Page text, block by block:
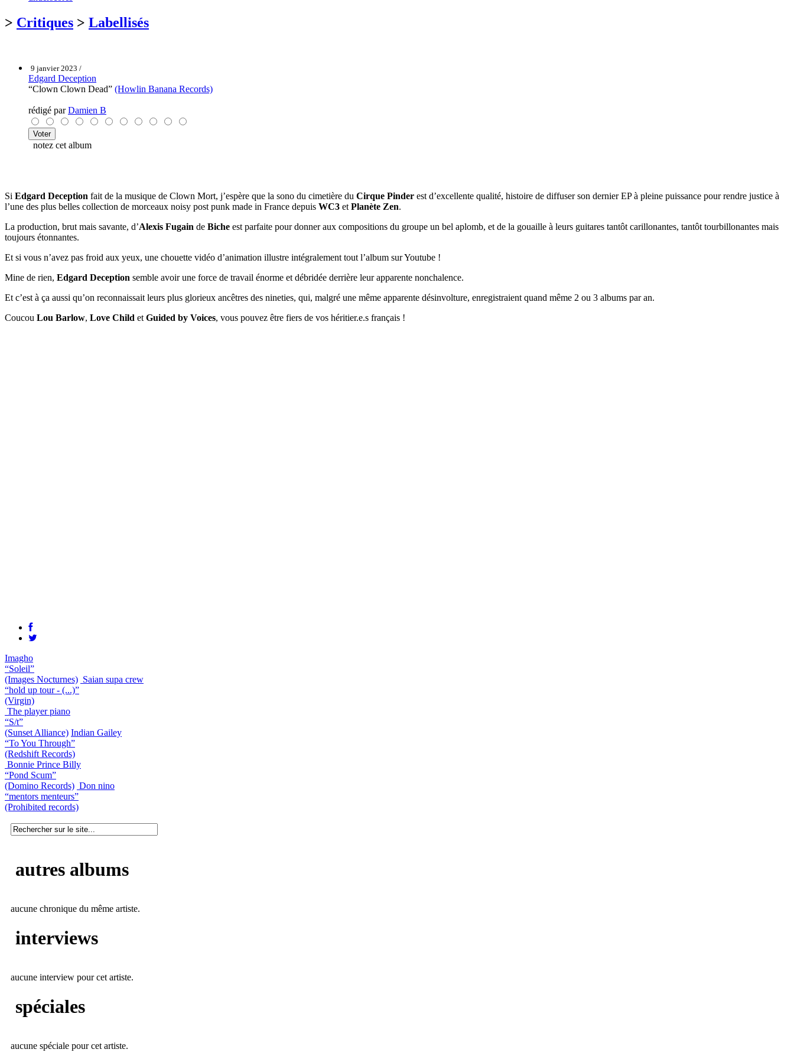
> Critiques > Labellisés
9 janvier 2023 /
Edgard Deception
“Clown Clown Dead” (Howlin Banana Records)
rédigé parDamien B
notez cet album
Si Edgard Deception fait de la musique de Clown Mort, j’espère que la sono du cimetière du Cirque Pinder est d’excellente qualité, histoire de diffuser son dernier EP à pleine puissance pour rendre justice à
l’une des plus belles collection de morceaux noisy post punk made in France depuis WC3 et Planète Zen.
La production, brut mais savante, d’Alexis Fugain de Biche est parfaite pour donner aux compositions du groupe un bel aplomb, et de la gouaille à leurs guitares tantôt carillonantes, tantôt tourbillonantes mais
toujours étonnantes.
Et si vous n’avez pas froid aux yeux, une chouette vidéo d’animation illustre intégralement tout l’album sur Youtube !
Mine de rien, Edgard Deception semble avoir une force de travail énorme et débridée derrière leur apparente nonchalence.
Et c’est à ça aussi qu’on reconnaissait leurs plus glorieux ancêtres des nineties, qui, malgré une même apparente désinvolture, enregistraient quand même 2 ou 3 albums par an.
Coucou Lou Barlow, Love Child et Guided by Voices, vous pouvez être fiers de vos héritier.e.s français !
Imagho
“Soleil”
(Images Nocturnes) Saian supa crew
“hold up tour - (...)”
(Virgin)
The player piano
“S/t”
(Sunset Alliance) Indian Gailey
“To You Through”
(Redshift Records)
Bonnie Prince Billy
“Pond Scum”
(Domino Records) Don nino
“mentors menteurs”
(Prohibited records)
autres albums
aucune chronique du même artiste.
interviews
aucune interview pour cet artiste.
spéciales
aucune spéciale pour cet artiste.